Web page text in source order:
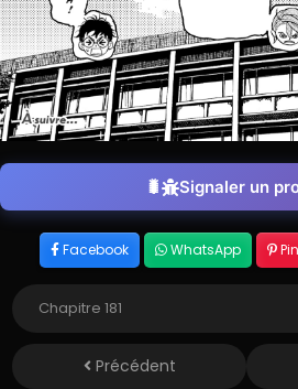
Signaler un
Facebook WhatsApp
Précédent